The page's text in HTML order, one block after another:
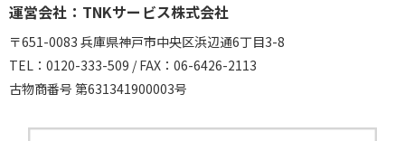
運営会社：TNKサービス株式会社
〒651-0083 兵庫県神戸市中央区浜辺通6丁目3-8
TEL：0120-333-509 / FAX：06-6426-2113
古物商番号 第631341900003号